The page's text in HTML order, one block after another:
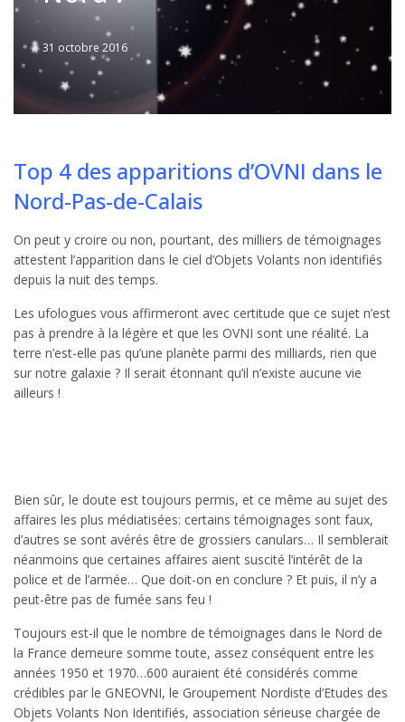
Written
Jérémie
31 octobre 2016
Top 4 des apparitions d’OVNI dans le
Nord-Pas-de-Calais
On peut y croire ou non, pourtant, des milliers de témoignages
attestent l’apparition dans le ciel d’Objets Volants non identifiés
depuis la nuit des temps.
Les ufologues vous affirmeront avec certitude que ce sujet n’est
pas à prendre à la légère et que les OVNI sont une réalité. La
terre n’est-elle pas qu’une planète parmi des milliards, rien que
sur notre galaxie ? Il serait étonnant qu’il n’existe aucune vie
ailleurs !
Bien sûr, le doute est toujours permis, et ce même au sujet des
affaires les plus médiatisées: certains témoignages sont faux,
d’autres se sont avérés être de grossiers canulars… Il semblerait
néanmoins que certaines affaires aient suscité l’intérêt de la
police et de l’armée… Que doit-on en conclure ? Et puis, il n’y a
peut-être pas de fumée sans feu !
Toujours est-il que le nombre de témoignages dans le Nord de
la France demeure somme toute, assez conséquent entre les
années 1950 et 1970…600 auraient été considérés comme
crédibles par le GNEOVNI, le Groupement Nordiste d’Etudes des
Objets Volants Non Identifiés, association sérieuse chargée de